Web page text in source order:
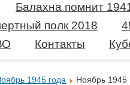
Балахна помнит
полк 2018
Контакты
1945 года Ноябрь